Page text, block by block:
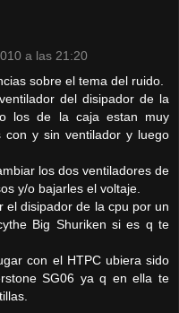
a las 21:20
sobre el tema del ruido.
del disipador de la
los de la caja estan muy
con y sin ventilador y luego
los dos ventiladores de
y/o bajarles el voltaje.
el disipador de la cpu por un
Big Shuriken si es q te
con el HTPC ubiera sido
SG06 ya q en ella te